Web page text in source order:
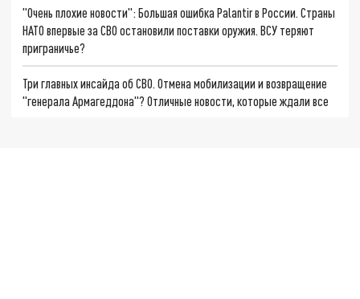
"Очень плохие новости": Большая ошибка Palantir в России. Страны
НАТО впервые за СВО остановили поставки оружия. ВСУ теряют
приграничье?
Три главных инсайда об СВО. Отмена мобилизации и возвращение
"генерала Армагеддона"? Отличные новости, которые ждали все